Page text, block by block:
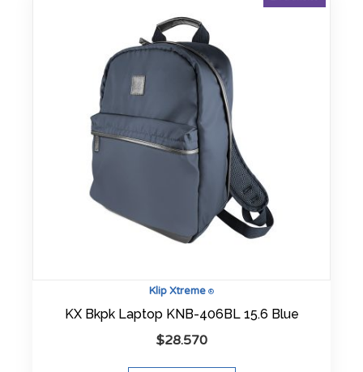
Klip Xtreme ®
KX Bkpk Laptop KNB-406BL 15.6 Blue
$28.570